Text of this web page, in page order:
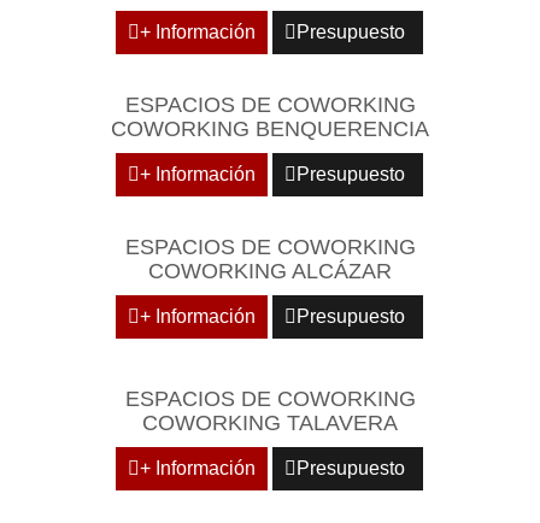
+ Información Presupuesto
ESPACIOS DE COWORKING
COWORKING BENQUERENCIA
+ Información Presupuesto
ESPACIOS DE COWORKING
COWORKING ALCÁZAR
+ Información Presupuesto
ESPACIOS DE COWORKING
COWORKING TALAVERA
+ Información Presupuesto